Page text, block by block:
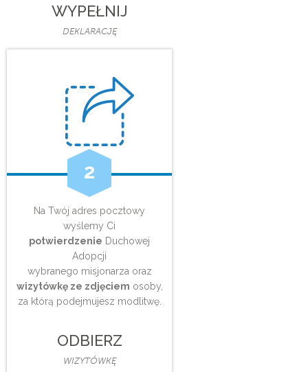
WYPEŁNIJ
DEKLARACJĘ
2
Na Twój adres pocztowy
wyślemy Ci
potwierdzenie Duchowej
Adopcji
wybranego misjonarza oraz
wizytówkę ze zdjęciem osoby,
za którą podejmujesz modlitwę.
ODBIERZ
WIZYTÓWKĘ